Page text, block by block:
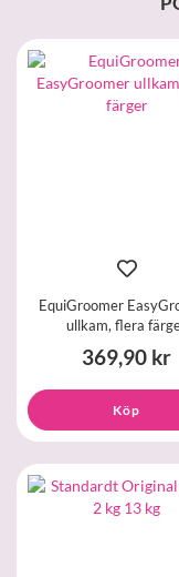
EquiGroomer
ullkam, flera
369,90 kr
Köp